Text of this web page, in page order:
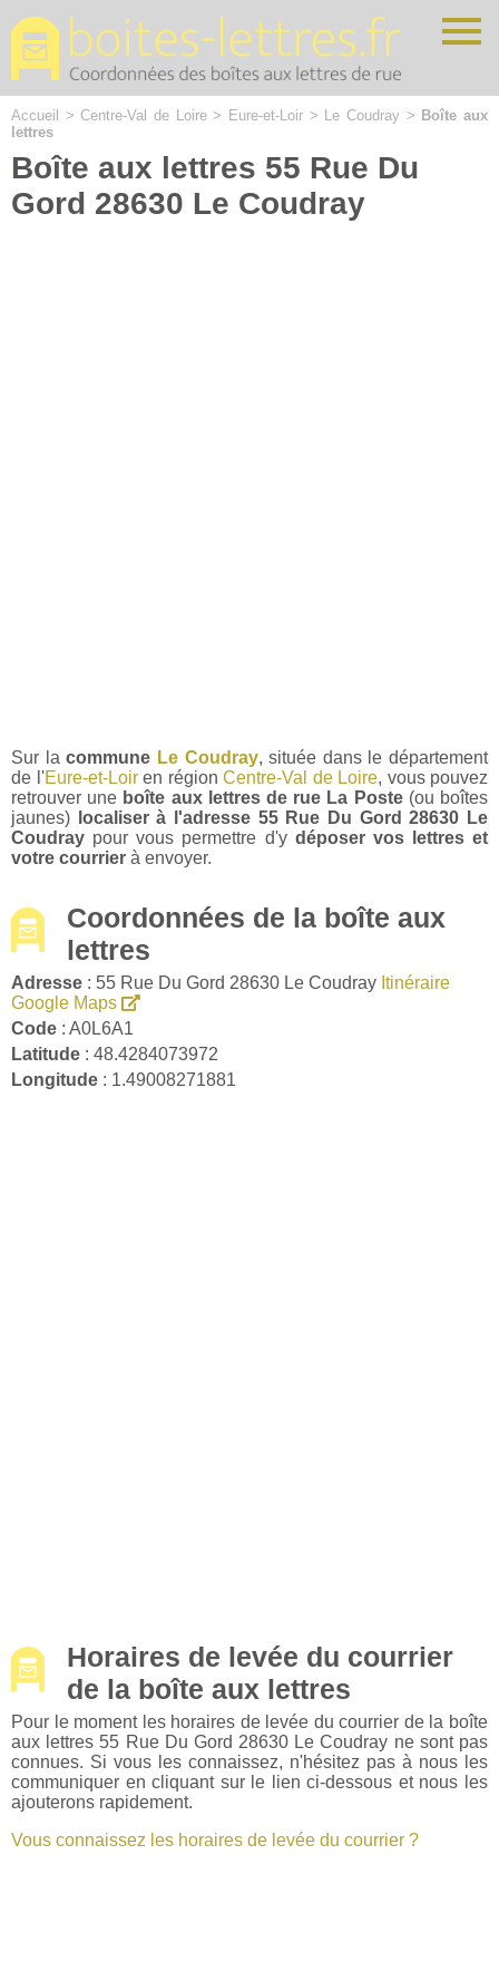
Accueil >Centre-Val de Loire> Eure-et-Loir > Le Coudray > Boîte aux
lettres
Boîte aux lettres 55 Rue Du
Gord 28630 Le Coudray
Sur lacommune Le Coudray, située dans le département
de l'Eure-et-Loiren région Centre-Val de Loire, vous pouvez
retrouver une boîte aux lettres de rue La Poste(ou boîtes
jaunes)
localiser à l'adresse 55 Rue Du Gord 28630 Le
Coudray pour vous permettre d'y déposer vos lettres et
votre courrier à envoyer.
Coordonnées de la boîte aux
lettres
Adresse : 55 Rue Du Gord 28630 Le Coudray Itinéraire
Google Maps
Code : A0L6A1
Latitude : 48.4284073972
Longitude : 1.49008271881
Horaires de levée du courrier
de la boîte aux lettres
Pour le moment les horaires de levée du courrier de la boîte
aux lettres 55 Rue Du Gord 28630 Le Coudray ne sont pas
connues. Si vous les connaissez, n'hésitez pas à nous les
communiquer en cliquant sur le lien ci-dessous et nous les
ajouterons rapidement.
Vous connaissez les horaires de levée du courrier ?